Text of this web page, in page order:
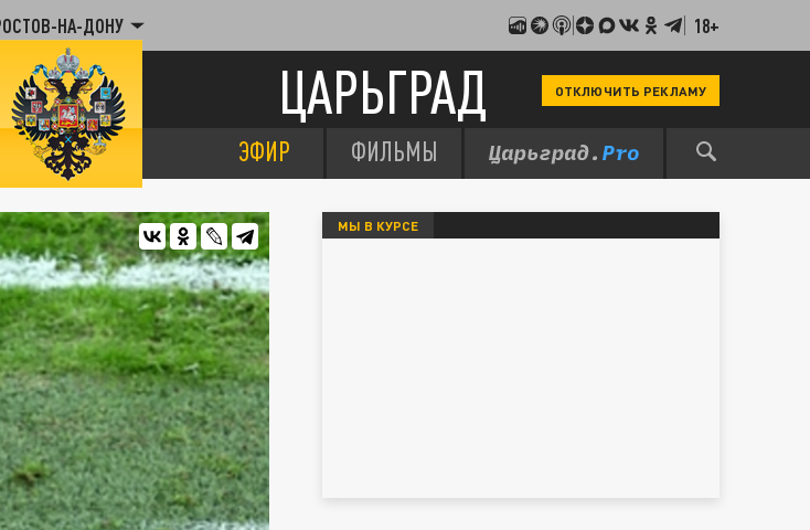
НА-ДОНУ 18+
ЦАРЬГРАД ОТКЛЮЧИТЬ РЕКЛАМУ
ЭФИР ФИЛЬМЫ
МЫ В КУРСЕ